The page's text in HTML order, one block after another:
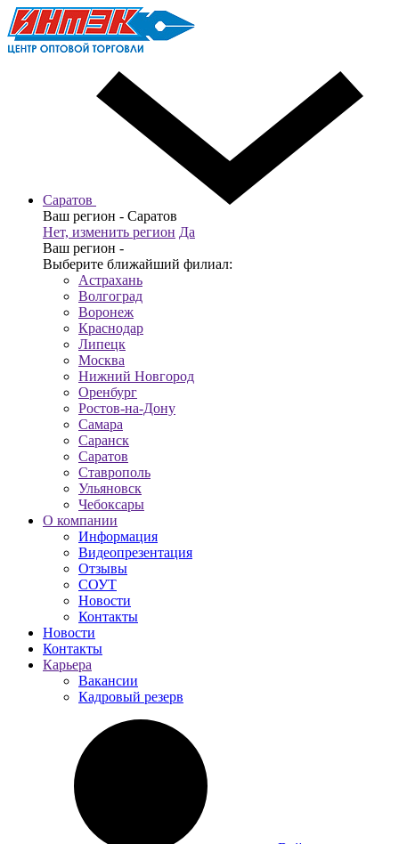
Саратов
Ваш регион - Саратов
Нет, изменить регион Да
Ваш регион -
Выберите ближайший филиал:
Астрахань
Волгоград
Воронеж
Краснодар
Липецк
Москва
Нижний Новгород
Оренбург
Ростов-на-Дону
Самара
Саранск
Саратов
Ставрополь
Ульяновск
Чебоксары
О компании
Информация
Видеопрезентация
Отзывы
СОУТ
Новости
Контакты
Новости
Контакты
Карьера
Вакансии
Кадровый резерв